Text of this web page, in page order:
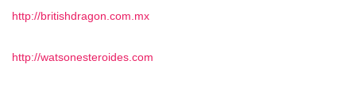
http://britishdragon.com.mx
http://watsonesteroides.com